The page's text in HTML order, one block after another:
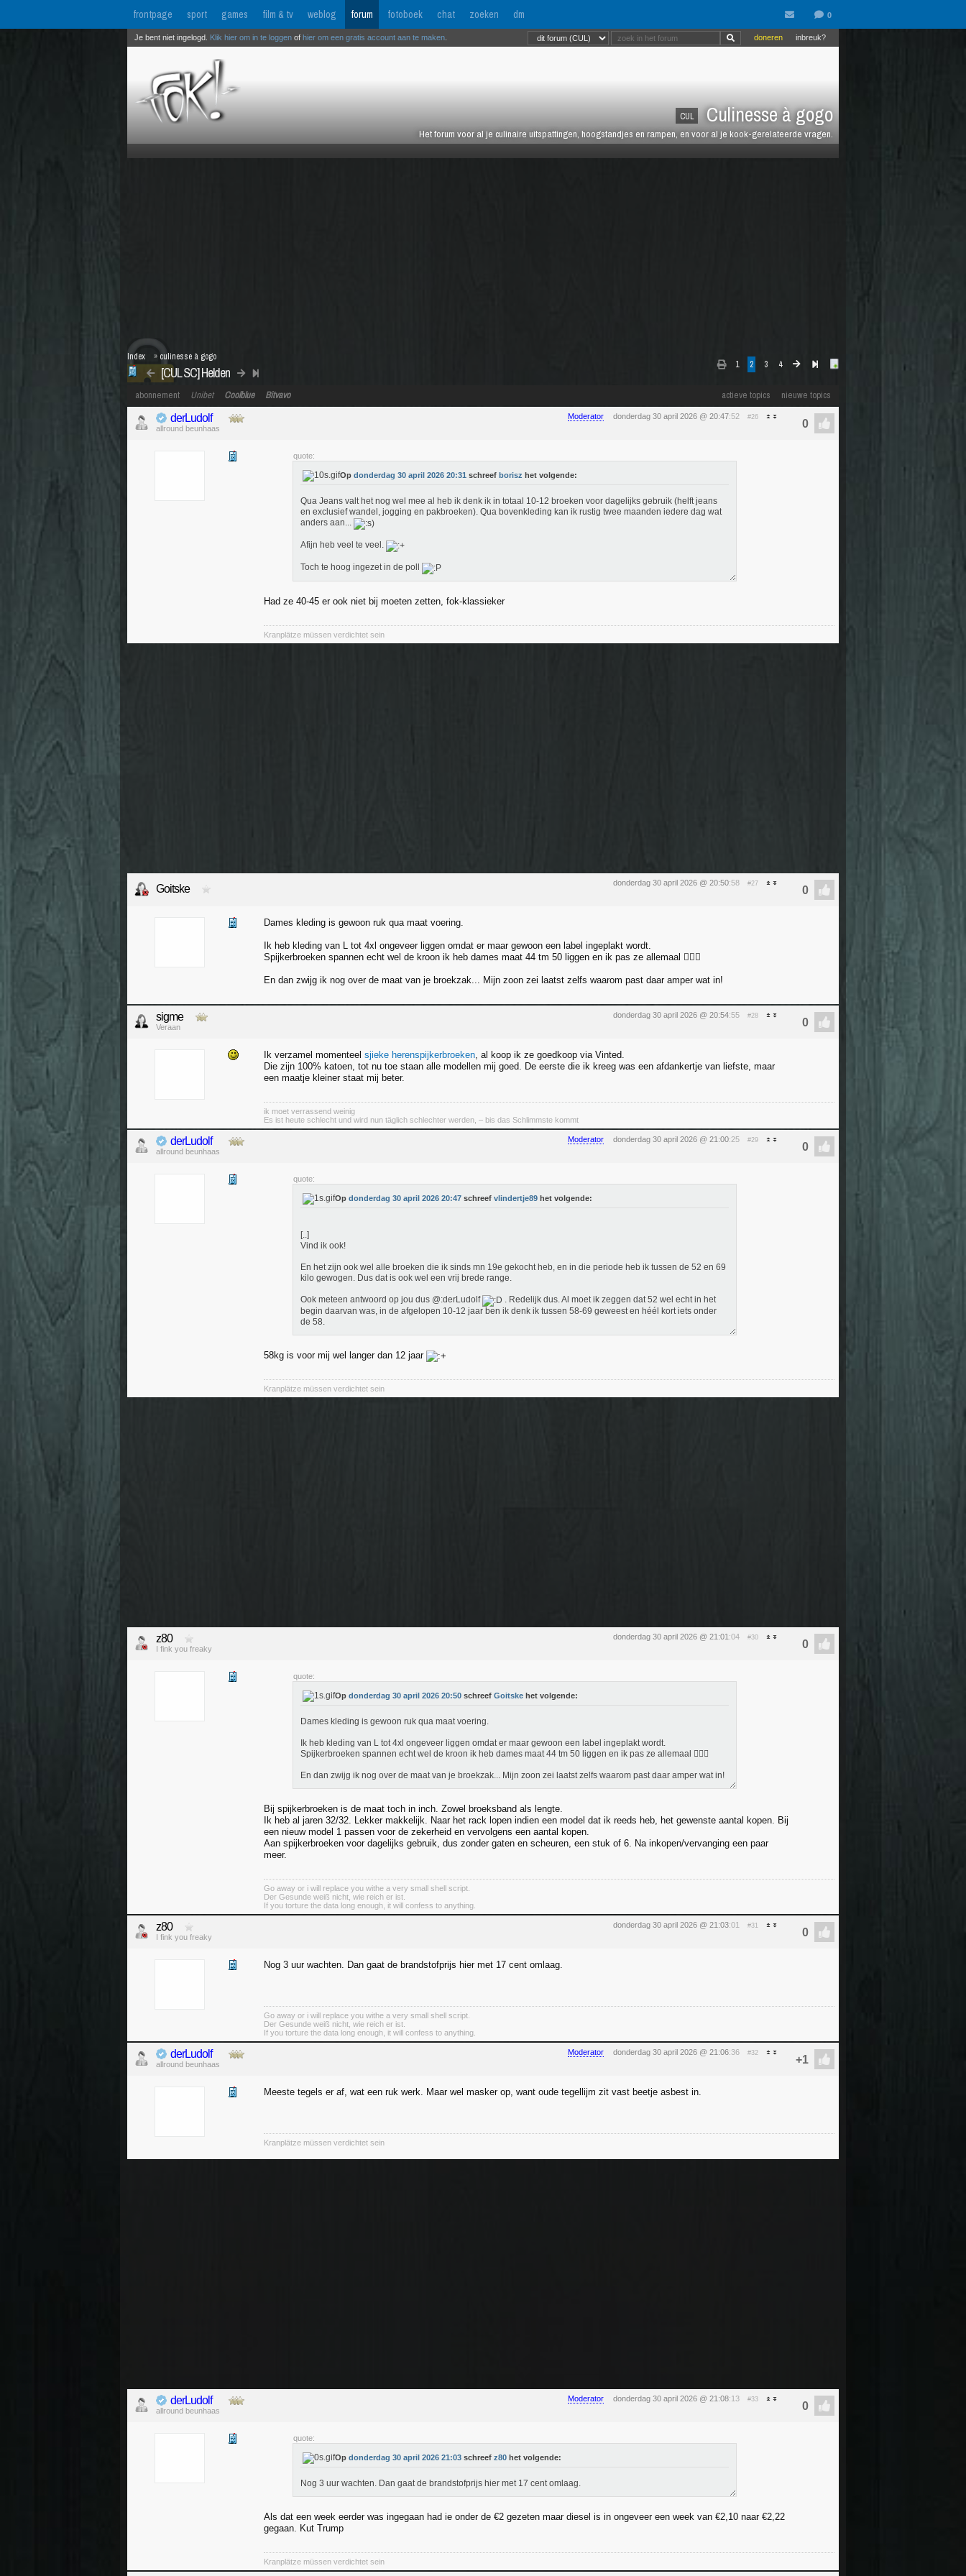
frontpage sport games film & tv weblog forum fotoboek chat zoeken dm
CUL Culinesse à gogo
Het forum voor al je culinaire uitspattingen, hoogstandjes en rampen, en voor al je kook-gerelateerde vragen.
inbreuk?
doneren
Je bent niet ingelogd. Klik hier om in te loggen of hier om een gratis account aan te maken
1 2 3 4
[CUL SC] Helden
Index » culinesse à gogo
actieve topics nieuwe topics
abonnement Unibet Coolblue Bitvavo
Moderator donderdag 30 april 2026 @ 20:47:52 #26
derLudolf
allround beunhaas
quote:
Op donderdag 30 april 2026 20:31 schreef borisz het volgende:
Qua Jeans valt het nog wel mee al heb ik denk ik in totaal 10-12 broeken voor dagelijks gebruik (helft jeans
en exclusief wandel, jogging en pakbroeken). Qua bovenkleding kan ik rustig twee maanden iedere dag wat
anders aan...
Afijn heb veel te veel.
Toch te hoog ingezet in de poll
Had ze 40-45 er ook niet bij moeten zetten, fok-klassieker
Kranplätze müssen verdichtet sein
donderdag 30 april 2026 @ 20:50:58 #27
Goitske
Dames kleding is gewoon ruk qua maat voering.
Ik heb kleding van L tot 4xl ongeveer liggen omdat er maar gewoon een label ingeplakt wordt.
Spijkerbroeken spannen echt wel de kroon ik heb dames maat 44 tm 50 liggen en ik pas ze allemaal 🤦🏼‍♀️
En dan zwijg ik nog over de maat van je broekzak... Mijn zoon zei laatst zelfs waarom past daar amper wat in!
donderdag 30 april 2026 @ 20:54:55 #28
sigme
Veraan
Ik verzamel momenteel sjieke herenspijkerbroeken, al koop ik ze goedkoop via Vinted.
Die zijn 100% katoen, tot nu toe staan alle modellen mij goed. De eerste die ik kreeg was een afdankertje van liefste, maar
een maatje kleiner staat mij beter.
ik moet verrassend weinig
Es ist heute schlecht und wird nun täglich schlechter werden, – bis das Schlimmste kommt
Moderator donderdag 30 april 2026 @ 21:00:25 #29
derLudolf
allround beunhaas
quote:
Op donderdag 30 april 2026 20:47 schreef vlindertje89 het volgende:
[..]
Vind ik ook!
En het zijn ook wel alle broeken die ik sinds mn 19e gekocht heb, en in die periode heb ik tussen de 52 en 69
kilo gewogen. Dus dat is ook wel een vrij brede range.
Ook meteen antwoord op jou dus @:derLudolf
. Redelijk dus. Al moet ik zeggen dat 52 wel echt in het
begin daarvan was, in de afgelopen 10-12 jaar ben ik denk ik tussen 58-69 geweest en héél kort iets onder
de 58.
58kg is voor mij wel langer dan 12 jaar
Kranplätze müssen verdichtet sein
donderdag 30 april 2026 @ 21:01 :04 #30
z80
I fink you freaky
quote:
Op donderdag 30 april 2026 20:50 schreef Goitske het volgende:
Dames kleding is gewoon ruk qua maat voering.
Ik heb kleding van L tot 4xl ongeveer liggen omdat er maar gewoon een label ingeplakt wordt.
Spijkerbroeken spannen echt wel de kroon ik heb dames maat 44 tm 50 liggen en ik pas ze allemaal 🤦🏼‍♀️
En dan zwijg ik nog over de maat van je broekzak... Mijn zoon zei laatst zelfs waarom past daar amper wat in!
Bij spijkerbroeken is de maat toch in inch. Zowel broeksband als lengte.
Ik heb al jaren 32/32. Lekker makkelijk. Naar het rack lopen indien een model dat ik reeds heb, het gewenste aantal kopen. Bij
een nieuw model 1 passen voor de zekerheid en vervolgens een aantal kopen.
Aan spijkerbroeken voor dagelijks gebruik, dus zonder gaten en scheuren, een stuk of 6. Na inkopen/vervanging een paar
meer.
Go away or i will replace you withe a very small shell script.
Der Gesunde weiß nicht, wie reich er ist.
If you torture the data long enough, it will confess to anything.
donderdag 30 april 2026 @ 21:03:01 #31
z80
I fink you freaky
Nog 3 uur wachten. Dan gaat de brandstofprijs hier met 17 cent omlaag.
Go away or i will replace you withe a very small shell script.
Der Gesunde weiß nicht, wie reich er ist.
If you torture the data long enough, it will confess to anything.
Moderator donderdag 30 april 2026 @ 21:06:36 #32
derLudolf
allround beunhaas
Meeste tegels er af, wat een ruk werk. Maar wel masker op, want oude tegellijm zit vast beetje asbest in.
Kranplätze müssen verdichtet sein
Moderator donderdag 30 april 2026 @ 21:08:13 #33
derLudolf
allround beunhaas
quote:
Op donderdag 30 april 2026 21:03 schreef z80 het volgende:
Nog 3 uur wachten. Dan gaat de brandstofprijs hier met 17 cent omlaag.
Als dat een week eerder was ingegaan had ie onder de €2 gezeten maar diesel is in ongeveer een week van €2,10 naar €2,22
gegaan. Kut Trump
Kranplätze müssen verdichtet sein